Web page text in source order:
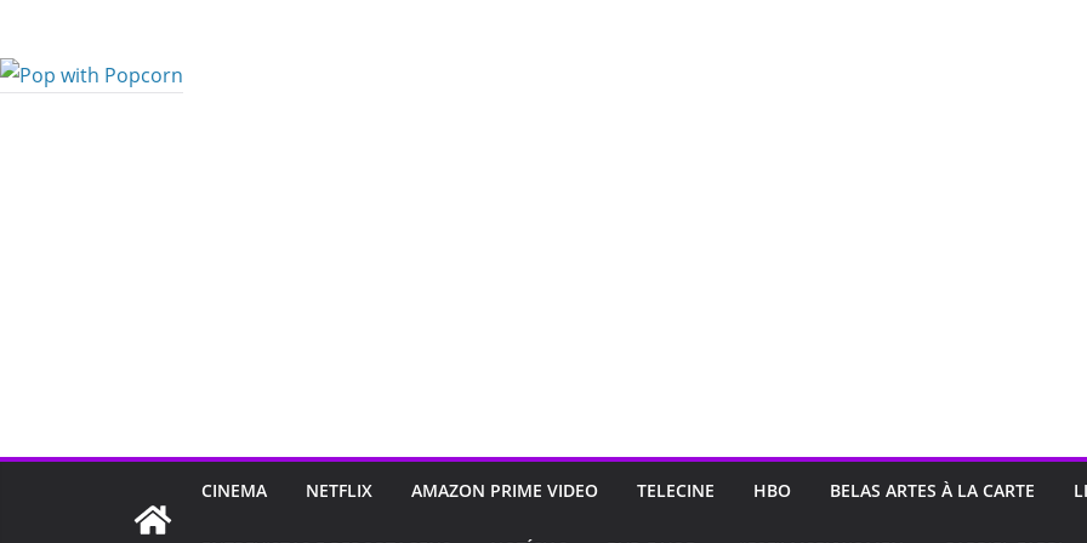
o
CINEMA NETFLIX AMAZON PRIME VIDEO TELECINE HBO BELAS ARTES À LA CARTE